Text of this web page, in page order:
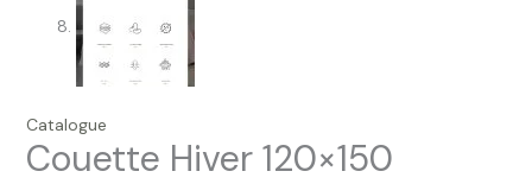
Catalogue
Couette Hiver 120×150